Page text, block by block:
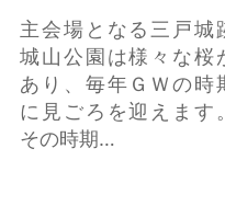
主会場となる三戸城
城山公園は様々な桜
あり、毎年ＧＷの時
に見ごろを迎えます。
その時期…